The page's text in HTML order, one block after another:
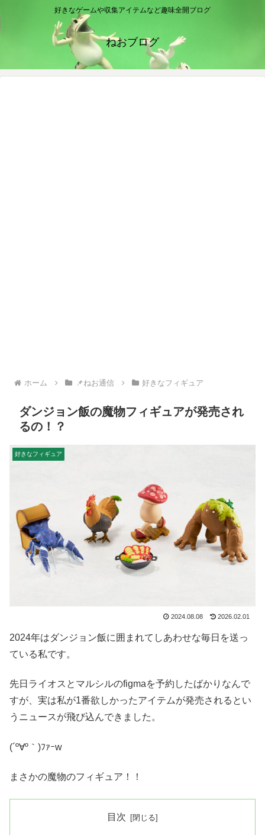
好きなゲームや収集アイテムなど趣味全開ブログ
ねおブログ
ホーム 📌ねお通信 好きなフィギュア
ダンジョン飯の魔物フィギュアが発売され
るの！？
好きなフィギュア
2024.08.08 2026.02.01
2024年はダンジョン飯に囲まれてしあわせな毎日を送っ
ている私です。
先日ライオスとマルシルのfigmaを予約したばかりなんで
すが、実は私が1番欲しかったアイテムが発売されるとい
うニュースが飛び込んできました。
(´º∀º｀)ﾌｧｰw
まさかの魔物のフィギュア！！
目次